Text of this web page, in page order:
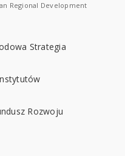
Regional Development